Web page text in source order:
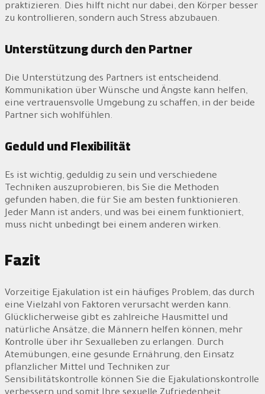
praktizieren. Dies hilft nicht nur dabei, den Körper besser
zu kontrollieren, sondern auch Stress abzubauen.
Unterstützung durch den Partner
Die Unterstützung des Partners ist entscheidend.
Kommunikation über Wünsche und Ängste kann helfen,
eine vertrauensvolle Umgebung zu schaffen, in der beide
Partner sich wohlfühlen.
Geduld und Flexibilität
Es ist wichtig, geduldig zu sein und verschiedene
Techniken auszuprobieren, bis Sie die Methoden
gefunden haben, die für Sie am besten funktionieren.
Jeder Mann ist anders, und was bei einem funktioniert,
muss nicht unbedingt bei einem anderen wirken.
Fazit
Vorzeitige Ejakulation ist ein häufiges Problem, das durch
eine Vielzahl von Faktoren verursacht werden kann.
Glücklicherweise gibt es zahlreiche Hausmittel und
natürliche Ansätze, die Männern helfen können, mehr
Kontrolle über ihr Sexualleben zu erlangen. Durch
Atemübungen, eine gesunde Ernährung, den Einsatz
pflanzlicher Mittel und Techniken zur
Sensibilitätskontrolle können Sie die Ejakulationskontrolle